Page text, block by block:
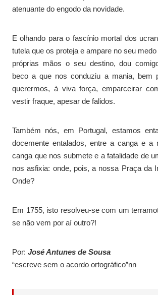
atenuante do engodo da novidade.
E olhando para o fascínio mortal dos
tutela que os proteja e ampare no seu
próprias mãos o seu destino, dou
beco a que nos conduziu a mania, bem
querermos, à viva força, emparceirar
vestir fraque, apesar de falidos.
Também nós, em Portugal, estamos
docemente entalados, entre a canga e a
canga que nos submete e a fatalidade de
nos asfixia: onde, pois, a nossa Praça da
Onde?
Em 1755, isto resolveu-se com um
se não vem por aí outro?!
Por: José Antunes de Sousa
“escreve sem o acordo ortográfico”nn